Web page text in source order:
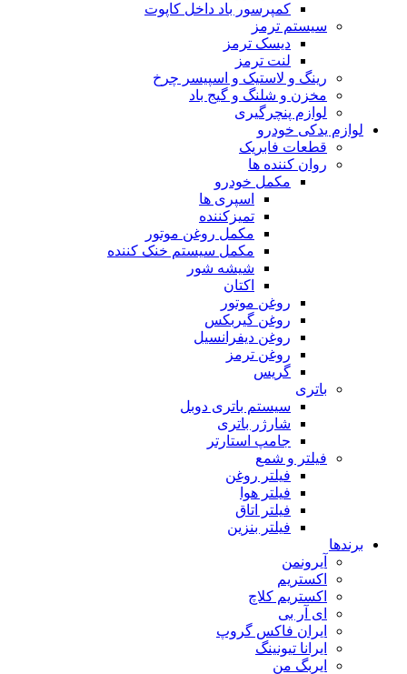
کمپرسور باد داخل کاپوت
سیستم ترمز
دیسک ترمز
لنت ترمز
رینگ و لاستیک و اسپیسر چرخ
مخزن و شلنگ و گیج باد
لوازم پنچرگیری
لوازم یدکی خودرو
قطعات فابریک
روان کننده ها
مکمل خودرو
اسپری ها
تمیزکننده
مکمل روغن موتور
مکمل سیستم خنک کننده
شیشه شور
اکتان
روغن موتور
روغن گیربکس
روغن دیفرانسیل
روغن ترمز
گریس
باتری
سیستم باتری دوبل
شارژر باتری
جامپ استارتر
فیلتر و شمع
فیلتر روغن
فیلتر هوا
فیلتر اتاق
فیلتر بنزین
برندها
آیرونمن
اکستریم
اکستریم کلاچ
ای آر بی
ایران فاکس گروپ
ایرانا تیونینگ
ایربگ من